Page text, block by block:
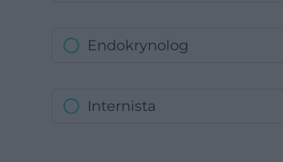
Endokrynolog
Internista